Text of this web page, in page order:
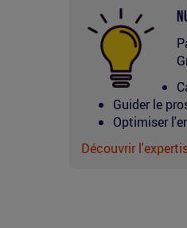
Nudge
marketing
Guider le
Optimiser
Découvrir